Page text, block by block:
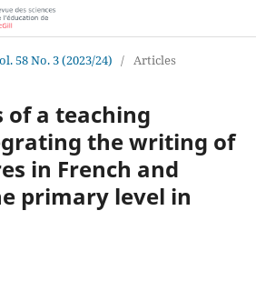
58 No. 3 (2023/24) / Articles
of a teaching
the writing of
in French and
primary level in